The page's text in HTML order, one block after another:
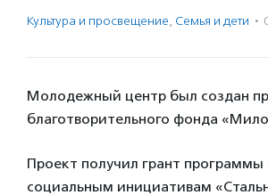
Культура и просвещение, Семья и дети ·
Молодежный центр был создан
благотворительного фонда
Проект получил грант программы
социальным инициативам